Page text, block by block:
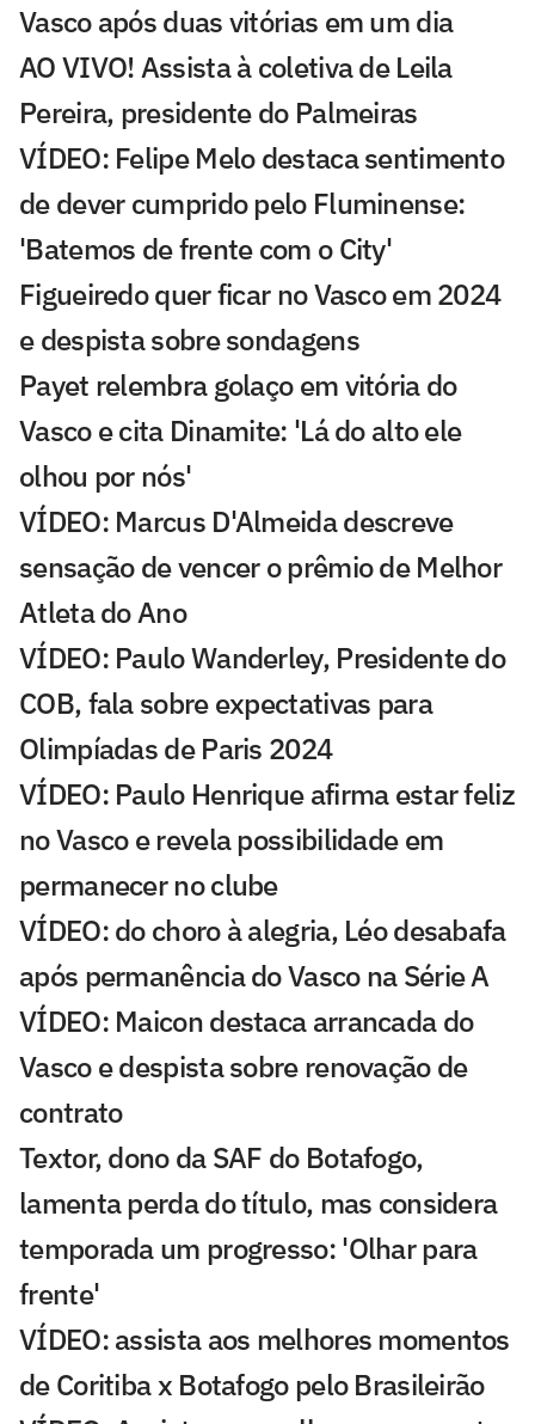
Vasco após duas vitórias em um dia
AO VIVO! Assista à coletiva de Leila
Pereira, presidente do Palmeiras
VÍDEO: Felipe Melo destaca sentimento
de dever cumprido pelo Fluminense:
'Batemos de frente com o City'
Figueiredo quer ficar no Vasco em 2024
e despista sobre sondagens
Payet relembra golaço em vitória do
Vasco e cita Dinamite: 'Lá do alto ele
olhou por nós'
VÍDEO: Marcus D'Almeida descreve
sensação de vencer o prêmio de Melhor
Atleta do Ano
VÍDEO: Paulo Wanderley, Presidente do
COB, fala sobre expectativas para
Olimpíadas de Paris 2024
VÍDEO: Paulo Henrique afirma estar feliz
no Vasco e revela possibilidade em
permanecer no clube
VÍDEO: do choro à alegria, Léo desabafa
após permanência do Vasco na Série A
VÍDEO: Maicon destaca arrancada do
Vasco e despista sobre renovação de
contrato
Textor, dono da SAF do Botafogo,
lamenta perda do título, mas considera
temporada um progresso: 'Olhar para
frente'
VÍDEO: assista aos melhores momentos
de Coritiba x Botafogo pelo Brasileirão